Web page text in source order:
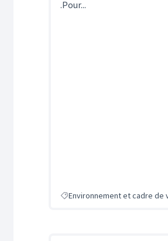
.Pour...
Environnement et cadre de